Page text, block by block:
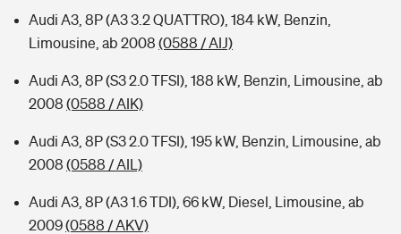
Audi A3, 8P (A3 3.2 QUATTRO), 184 kW, Benzin,
Limousine, ab 2008 (0588 / AIJ)
Audi A3, 8P (S3 2.0 TFSI), 188 kW, Benzin, Limousine, ab
2008 (0588 / AIK)
Audi A3, 8P (S3 2.0 TFSI), 195 kW, Benzin, Limousine, ab
2008 (0588 / AIL)
Audi A3, 8P (A3 1.6 TDI), 66 kW, Diesel, Limousine, ab
2009(0588 / AKV)